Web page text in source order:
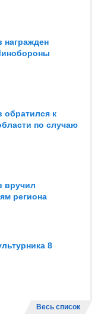
к
по случаю
вручил
региона
8
Весь список